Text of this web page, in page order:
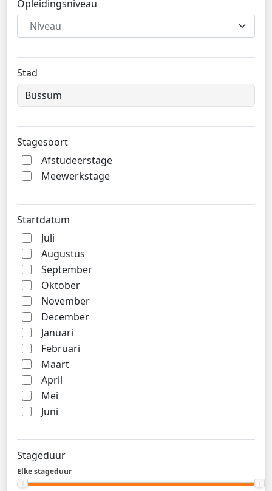
Opleidingsniveau
Niveau
Stad
Stagesoort
Afstudeerstage
Meewerkstage
Startdatum
Juli
Augustus
September
Oktober
November
December
Januari
Februari
Maart
April
Mei
Juni
Stageduur
Elke stageduur